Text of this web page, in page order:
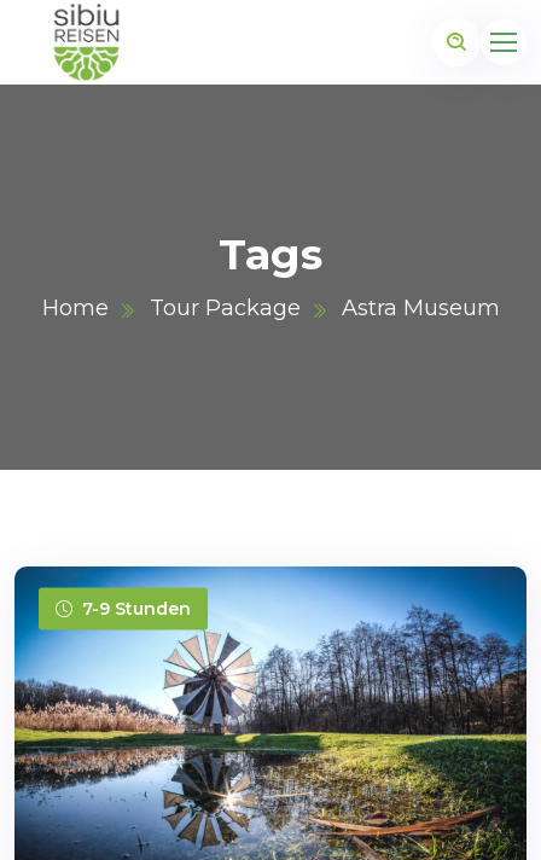
Tags
Home Tour Package Astra Museum
7-9 Stunden